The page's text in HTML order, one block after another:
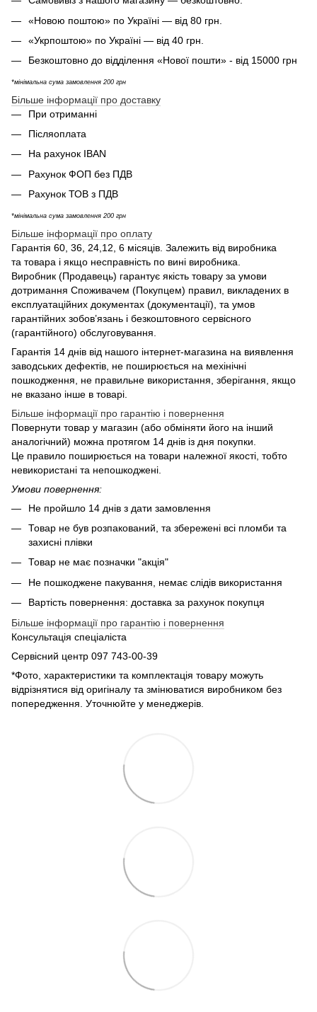
«Новою поштою» по Україні — від 80 грн.
«Укрпоштою» по Україні — від 40 грн.
Безкоштовно до відділення «Нової пошти» - від 15000 грн
*мінімальна сума замовлення 200 грн
Більше інформації про доставку
При отриманні
Післяоплата
На рахунок IBAN
Рахунок ФОП без ПДВ
Рахунок ТОВ з ПДВ
*мінімальна сума замовлення 200 грн
Більше інформації про оплату
Гарантія 60, 36, 24,12, 6 місяців. Залежить від виробника
та товара і якщо несправність по вині виробника.
Виробник (Продавець) гарантує якість товару за умови
дотримання Споживачем (Покупцем) правил, викладених в
експлуатаційних документах (документації), та умов
гарантійних зобов’язань і безкоштовного сервісного
(гарантійного) обслуговування.
Гарантія 14 днів від нашого інтернет-магазина на виявлення
заводських дефектів, не поширюється на мехінічні
пошкодження, не правильне використання, зберігання, якщо
не вказано інше в товарі.
Більше інформації про гарантію і повернення
Повернути товар у магазин (або обміняти його на інший
аналогічний) можна протягом 14 днів із дня покупки.
Це правило поширюється на товари належної якості, тобто
невикористані та непошкоджені.
Умови повернення:
Не пройшло 14 днів з дати замовлення
Товар не був розпакований, та збережені всі пломби та
захисні плівки
Товар не має позначки "акція"
Не пошкоджене пакування, немає слідів використання
Вартість повернення: доставка за рахунок покупця
Більше інформації про гарантію і повернення
Консультація спеціаліста
Сервісний центр 097 743-00-39
*Фото, характеристики та комплектація товару можуть
відрізнятися від оригіналу та змінюватися виробником без
попередження. Уточнюйте у менеджерів.